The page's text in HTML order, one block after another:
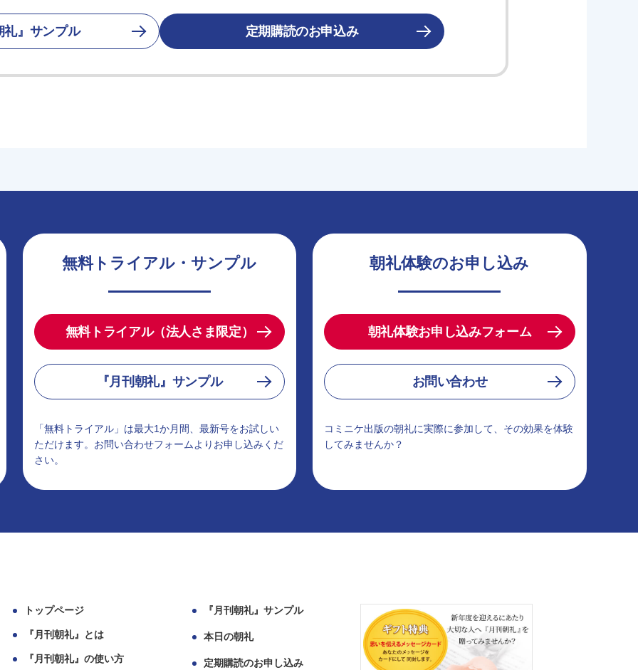
礼』サンプル 定期購読のお申込み
無料トライアル・サンプル
無料トライアル（法人さま限定）
『月刊朝礼』サンプル
「無料トライアル」は最大1か月間、最新号をお試しい
ただけます。お問い合わせフォームよりお申し込みくだ
さい。
朝礼体験のお申し込み
朝礼体験お申し込みフォーム
お問い合わせ
コミニケ出版の朝礼に実際に参加して、その効果を体験
してみませんか？
トップページ
『月刊朝礼』とは
『月刊朝礼』の使い方
『月刊朝礼』サンプル
本日の朝礼
定期購読のお申し込み